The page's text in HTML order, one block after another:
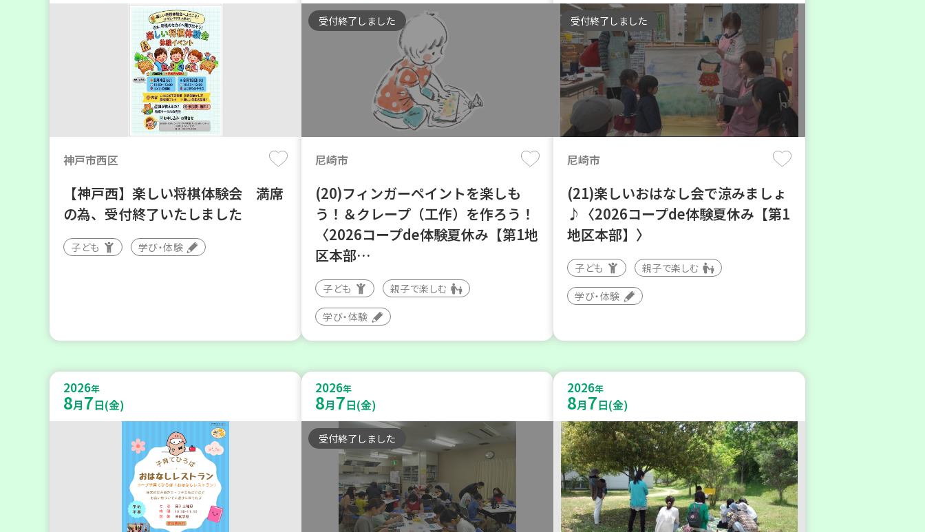
神戸市西区
【神戸西】楽しい将棋体験会 満席
の為、受付終了いたしました
子ども 学び・体験
受付終了しました
尼崎市
(20)フィンガーペイントを楽しも
う！＆クレープ（工作）を作ろう！
〈2026コープde体験夏休み【第1地
区本部…
子ども 親子で楽しむ
学び・体験
受付終了しました
尼崎市
(21)楽しいおはなし会で涼みましょ
♪〈2026コープde体験夏休み【第1
地区本部】〉
子ども 親子で楽しむ
学び・体験
2026年
8月7日(金)
2026年
8月7日(金)
受付終了しました
2026年
8月7日(金)